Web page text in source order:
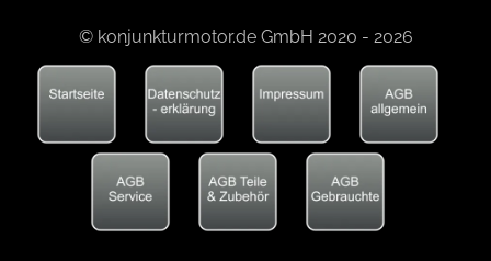
© konjunkturmotor.de GmbH 2020 - 2026